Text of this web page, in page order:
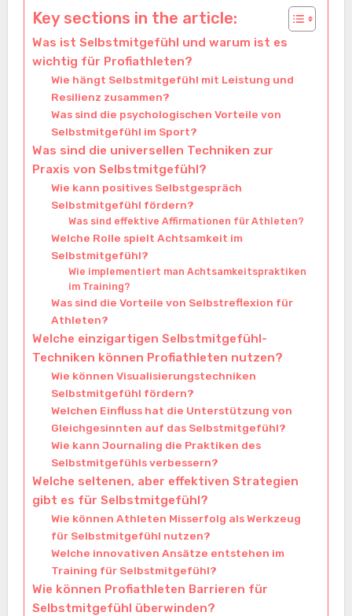
Key sections in the article:
Was ist Selbstmitgefühl und warum ist es
wichtig für Profiathleten?
Wie hängt Selbstmitgefühl mit Leistung und
Resilienz zusammen?
Was sind die psychologischen Vorteile von
Selbstmitgefühl im Sport?
Was sind die universellen Techniken zur
Praxis von Selbstmitgefühl?
Wie kann positives Selbstgespräch
Selbstmitgefühl fördern?
Was sind effektive Affirmationen für Athleten?
Welche Rolle spielt Achtsamkeit im
Selbstmitgefühl?
Wie implementiert man Achtsamkeitspraktiken
im Training?
Was sind die Vorteile von Selbstreflexion für
Athleten?
Welche einzigartigen Selbstmitgefühl-
Techniken können Profiathleten nutzen?
Wie können Visualisierungstechniken
Selbstmitgefühl fördern?
Welchen Einfluss hat die Unterstützung von
Gleichgesinnten auf das Selbstmitgefühl?
Wie kann Journaling die Praktiken des
Selbstmitgefühls verbessern?
Welche seltenen, aber effektiven Strategien
gibt es für Selbstmitgefühl?
Wie können Athleten Misserfolg als Werkzeug
für Selbstmitgefühl nutzen?
Welche innovativen Ansätze entstehen im
Training für Selbstmitgefühl?
Wie können Profiathleten Barrieren für
Selbstmitgefühl überwinden?